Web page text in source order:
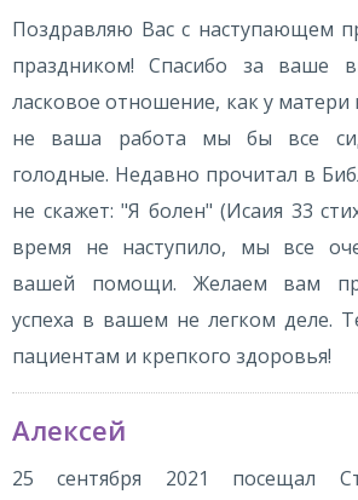
Поздравляю Вас с наступающем
праздником! Спасибо за ваше
ласковое отношение, как у матери
не ваша работа мы бы все
голодные. Недавно прочитал в
не скажет: "Я болен" (Исаия 33
время не наступило, мы все
вашей помощи. Желаем вам
успеха в вашем не легком деле.
пациентам и крепкого здоровья!
Алексей
25 сентября 2021 посещал